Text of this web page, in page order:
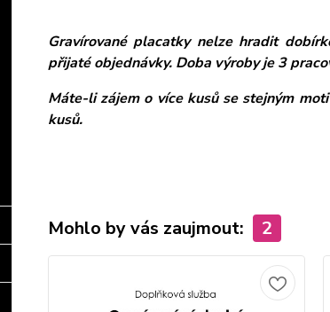
Gravírované placatky nelze hradit
přijaté objednávky. Doba výroby je 3
Máte-li zájem o více kusů se stejným
kusů.
Mohlo by vás zaujmout: 2